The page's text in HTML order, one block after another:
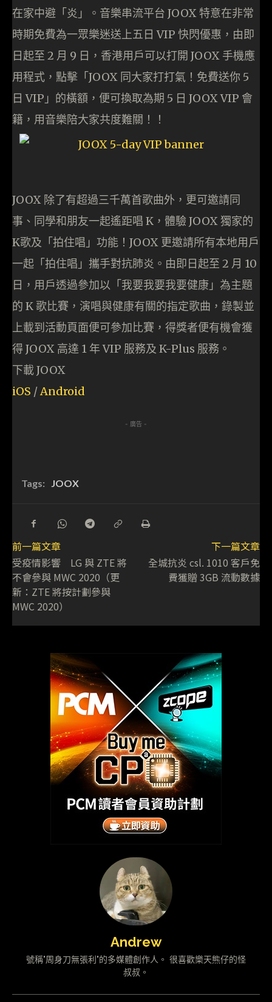
在家中避「炎」。音樂串流平台 JOOX 特意在非常
時期免費為一眾樂迷送上五日 VIP 快閃優惠，由即
日起至 2 月 9 日，香港用戶可以打開 JOOX 手機應
用程式，點擊「JOOX 同大家打打氣！免費送你 5
日 VIP」的橫額，便可換取為期 5 日 JOOX VIP 會
籍，用音樂陪大家共度難關！！
JOOX 除了有超過三千萬首歌曲外，更可邀請同
事、同學和朋友一起遙距唱 K，體驗 JOOX 獨家的
K歌及「拍住唱」功能！JOOX 更邀請所有本地用戶
一起「拍住唱」攜手對抗肺炎。由即日起至 2 月 10
日，用戶透過參加以「我要我要我要健康」為主題
的 K 歌比賽，演唱與健康有關的指定歌曲，錄製並
上載到活動頁面便可參加比賽，得獎者便有機會獲
得 JOOX 高達 1 年 VIP 服務及 K-Plus 服務。
下載 JOOX
iOS /Android
- 廣告 -
Tags: JOOX
前一篇文章
受疫情影響 LG 與 ZTE 將
不會參與 MWC 2020（更
新：ZTE 將按計劃參與
MWC 2020）
下一篇文章
全城抗炎 csl. 1010 客戶免
費獲贈 3GB 流動數據
Andrew
號稱"周身刀無張利"的多媒體創作人。 很喜歡樂天熊仔的怪
叔叔。